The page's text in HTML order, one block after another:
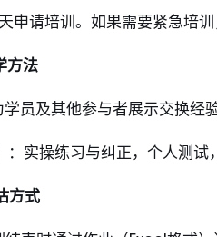
申请培训。如果需要紧急培
方法
员及其他参与者展示交换经验
实操练习与纠正，个人测试
方式